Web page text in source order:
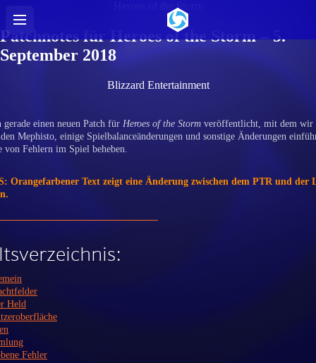
Heroes of the Storm
Patchnotes für Heroes of the Storm – 5.
September 2018
Blizzard Entertainment
gerade einen neuen Patch für Heroes of the Storm veröffentlicht, mit dem wir
Mephisto, einige Spielbalanceänderungen und sonstige Änderungen
von Fehlern im Spiel beheben.
Orangefarbener Text zeigt eine Änderung zwischen dem PTR und der
Held
Fehler